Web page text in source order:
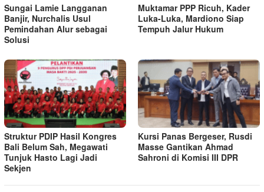
Sungai Lamie Langganan
Banjir, Nurchalis Usul
Pemindahan Alur sebagai
Solusi
Muktamar PPP Ricuh, Kader
Luka-Luka, Mardiono Siap
Tempuh Jalur Hukum
Struktur PDIP Hasil Kongres
Bali Belum Sah, Megawati
Tunjuk Hasto Lagi Jadi
Sekjen
Kursi Panas Bergeser, Rusdi
Masse Gantikan Ahmad
Sahroni di Komisi III DPR